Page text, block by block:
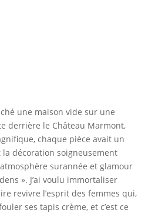
une maison vide sur une
derrière le Château Marmont,
chaque pièce avait un
décoration soigneusement
surannée et glamour
». J’ai voulu immortaliser
revivre l’esprit des femmes qui,
ses tapis crème, et c’est ce